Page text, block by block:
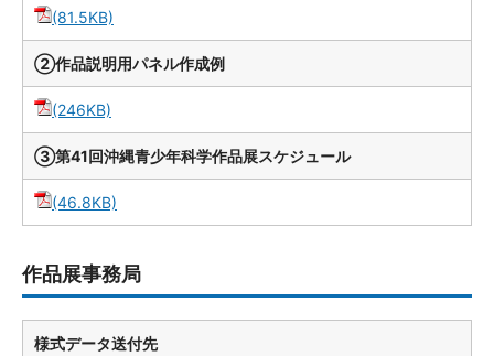
(81.5KB)
②作品説明用パネル作成例
(246KB)
③第41回沖縄青少年科学作品展スケジュール
(46.8KB)
作品展事務局
様式データ送付先